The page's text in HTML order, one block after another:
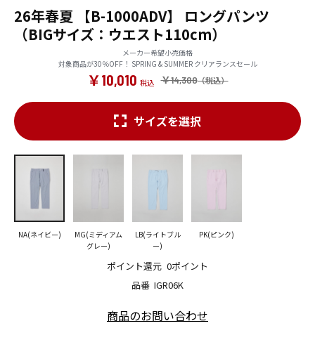
26年春夏 【B-1000ADV】 ロングパンツ
（BIGサイズ：ウエスト110cm）
メーカー希望小売価格
対象商品が30％OFF！ SPRING & SUMMER クリアランスセール
￥14,300
￥10,010
品番 IGR06K
ポイント還元 0ポイント
サイズを選択
NA(ネイビー)
MG(ミディアム
グレー)
LB(ライトブル
ー)
PK(ピンク)
商品のお問い合わせ